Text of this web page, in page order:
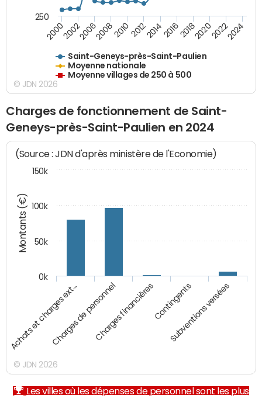
Saint-Geneys-près-Saint-Paulien
Moyenne nationale
Moyenne villages de 250 à 500
200020022006200820102012201420162018202020222024
250
© JDN 2026
Charges de fonctionnement de Saint-
Geneys-près-Saint-Paulien en 2024
Montants (€)
(Source : JDN d'après ministère de l'Economie)
Achats et charges ext…Charges de personnelCharges financièresContingents
Subventions versées
0k
50k
100k
150k
© JDN 2026
Les villes où les dépenses de personnel sont les plus